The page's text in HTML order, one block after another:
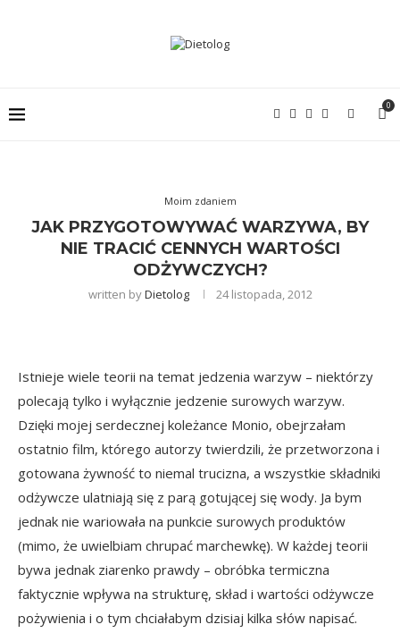
0
Moim zdaniem
JAK PRZYGOTOWYWAĆ WARZYWA, BY
NIE TRACIĆ CENNYCH WARTOŚCI
ODŻYWCZYCH?
written byDietolog 24 listopada, 2012
Istnieje wiele teorii na temat jedzenia warzyw – niektórzy
polecają tylko i wyłącznie jedzenie surowych warzyw.
Dzięki mojej serdecznej koleżance Monio, obejrzałam
ostatnio film, którego autorzy twierdzili, że przetworzona i
gotowana żywność to niemal trucizna, a wszystkie składniki
odżywcze ulatniają się z parą gotującej się wody. Ja bym
jednak nie wariowała na punkcie surowych produktów
(mimo, że uwielbiam chrupać marchewkę). W każdej teorii
bywa jednak ziarenko prawdy – obróbka termiczna
faktycznie wpływa na strukturę, skład i wartości odżywcze
pożywienia i o tym chciałabym dzisiaj kilka słów napisać.